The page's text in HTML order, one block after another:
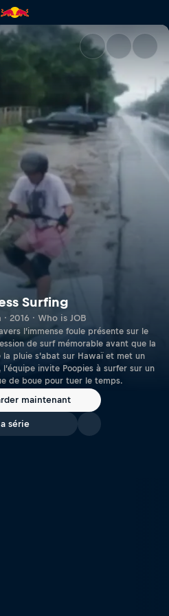
| Red Bull TV
Surfing
2016 · Who is JOB
l’immense foule présente sur le
de surf mémorable avant que la
la pluie s’abat sur Hawaï et met un
invite Poopies à surfer sur un
de boue pour tuer le temps.
maintenant
série